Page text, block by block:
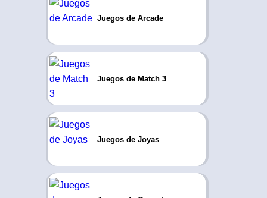
Juegos de Arcade
Juegos de Match 3
Juegos de Joyas